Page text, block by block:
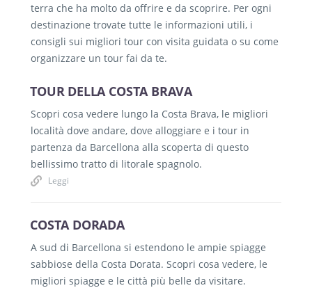
terra che ha molto da offrire e da scoprire. Per ogni
destinazione trovate tutte le informazioni utili, i
consigli sui migliori tour con visita guidata o su come
organizzare un tour fai da te.
TOUR DELLA COSTA BRAVA
Scopri cosa vedere lungo la Costa Brava, le migliori
località dove andare, dove alloggiare e i tour in
partenza da Barcellona alla scoperta di questo
bellissimo tratto di litorale spagnolo.
Leggi
COSTA DORADA
A sud di Barcellona si estendono le ampie spiagge
sabbiose della Costa Dorata. Scopri cosa vedere, le
migliori spiagge e le città più belle da visitare.